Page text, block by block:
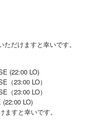
だけますと幸いです。
(22:00 LO)
23:00 LO）
23:00 LO）
LO)
すと幸いです。